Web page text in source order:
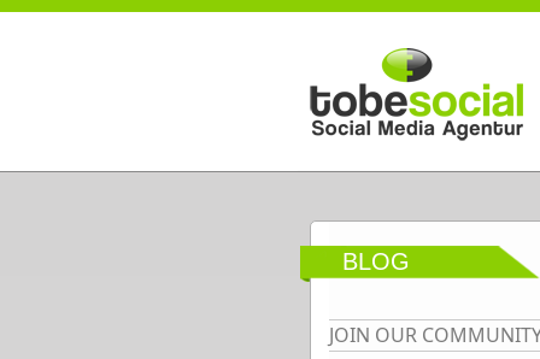
Direkt zum Inhalt
BLOG
JOIN OUR